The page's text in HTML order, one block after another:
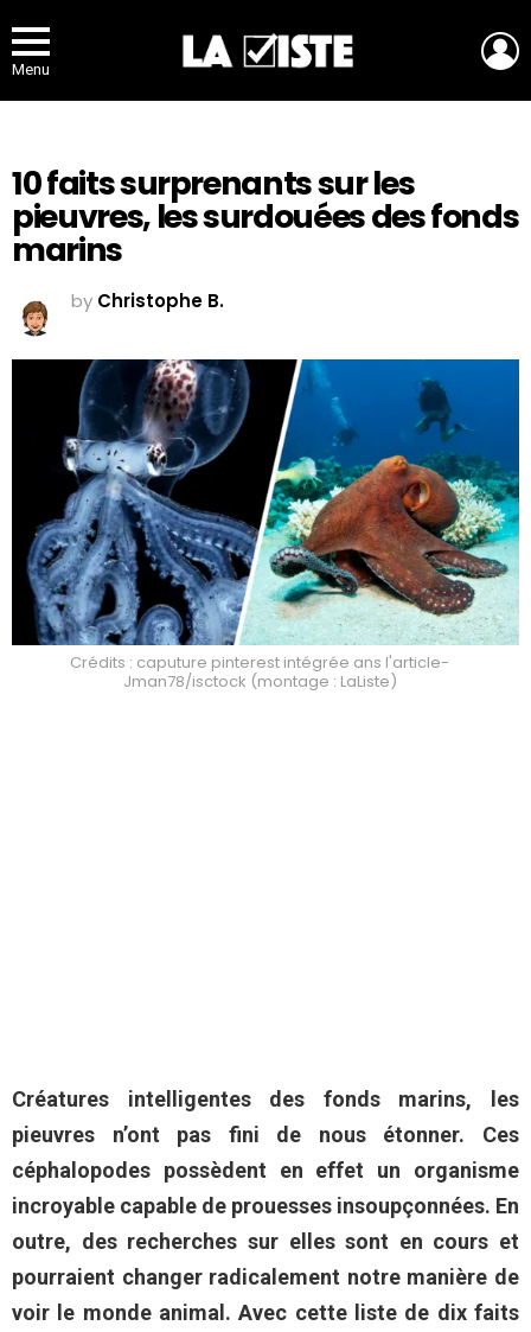
Menu
10 faits surprenants sur les
pieuvres, les surdouées des fonds
marins
by Christophe B.
Crédits : caputure pinterest intégrée ans l'article-
Jman78/isctock (montage : LaListe)
Créatures intelligentes des fonds marins, les
pieuvres n’ont pas fini de nous étonner. Ces
céphalopodes possèdent en effet un organisme
incroyable capable de prouesses insoupçonnées. En
outre, des recherches sur elles sont en cours et
pourraient changer radicalement notre manière de
voir le monde animal. Avec cette liste de dix faits